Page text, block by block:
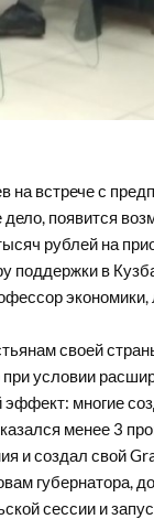
на встрече с
появится
рублей на
поддержки в
экономики,
своей
условии
многие
менее 3
и создал свой
губернатора,
сессии и